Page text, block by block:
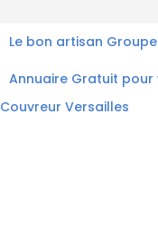
Le bon artisan
Annuaire Gratuit
Couvreur Versailles